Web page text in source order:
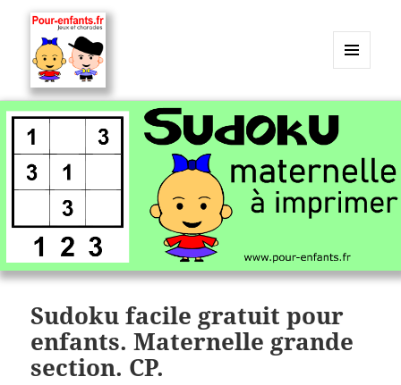
Charades, mots cachés, jeux,
devinettes, pour enfants.
WIDGETS
Sudoku facile gratuit pour
enfants. Maternelle grande
section. CP.